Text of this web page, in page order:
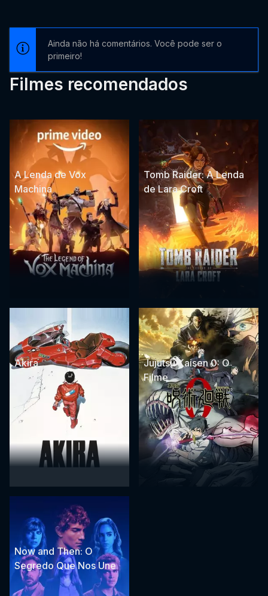
Ainda não há comentários. Você pode ser o
primeiro!
Filmes recomendados
A Lenda de Vox
Machina
Tomb Raider: A Lenda
de Lara Croft
Akira
Jujutsu Kaisen 0: O
Filme
Now and Then: O
Segredo Que Nos Une